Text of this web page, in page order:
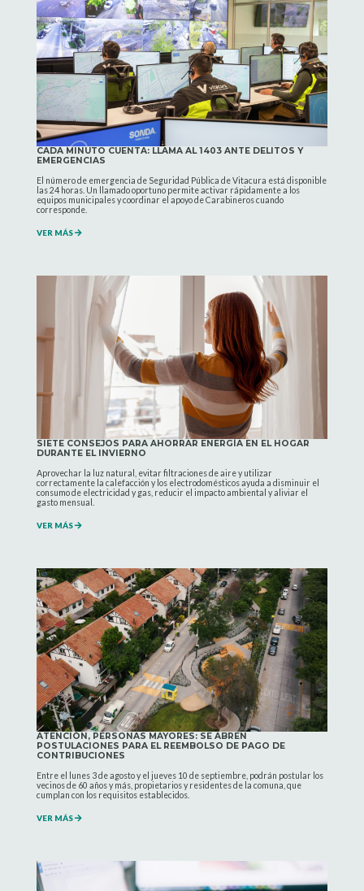
CADA MINUTO CUENTA: LLAMA AL 1403 ANTE DELITOS Y
EMERGENCIAS
El número de emergencia de Seguridad Pública de Vitacura está disponible
las 24 horas. Un llamado oportuno permite activar rápidamente a los
equipos municipales y coordinar el apoyo de Carabineros cuando
corresponde.
VER MÁS
SIETE CONSEJOS PARA AHORRAR ENERGÍA EN EL HOGAR
DURANTE EL INVIERNO
Aprovechar la luz natural, evitar filtraciones de aire y utilizar
correctamente la calefacción y los electrodomésticos ayuda a disminuir el
consumo de electricidad y gas, reducir el impacto ambiental y aliviar el
gasto mensual.
VER MÁS
ATENCIÓN, PERSONAS MAYORES: SE ABREN
POSTULACIONES PARA EL REEMBOLSO DE PAGO DE
CONTRIBUCIONES
Entre el lunes 3 de agosto y el jueves 10 de septiembre, podrán postular los
vecinos de 60 años y más, propietarios y residentes de la comuna, que
cumplan con los requisitos establecidos.
VER MÁS